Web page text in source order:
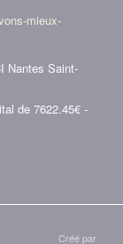
mieux-
Nantes Saint-
de 7622.45€ -
Créé par